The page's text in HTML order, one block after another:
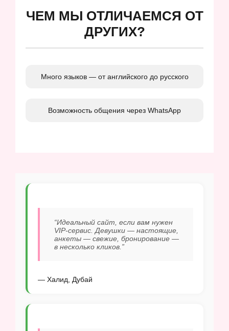
ЧЕМ МЫ ОТЛИЧАЕМСЯ ОТ
ДРУГИХ?
Много языков — от английского до русского
Возможность общения через WhatsApp
“Идеальный сайт, если вам нужен
VIP-сервис. Девушки — настоящие,
анкеты — свежие, бронирование —
в несколько кликов.”
— Халид, Дубай